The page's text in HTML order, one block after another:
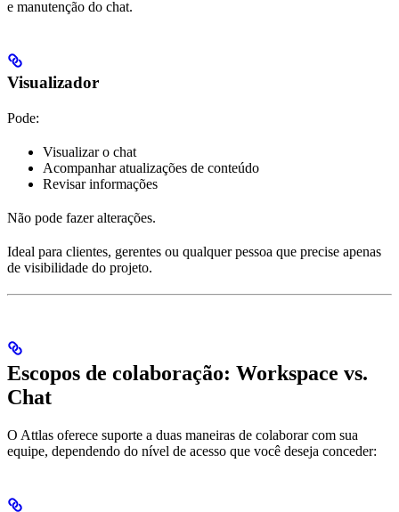
e manutenção do chat.
Visualizador
Pode:
Visualizar o chat
Acompanhar atualizações de conteúdo
Revisar informações
Não pode fazer alterações.
Ideal para clientes, gerentes ou qualquer pessoa que precise apenas
de visibilidade do projeto.
Escopos de colaboração: Workspace vs.
Chat
O Attlas oferece suporte a duas maneiras de colaborar com sua
equipe, dependendo do nível de acesso que você deseja conceder: